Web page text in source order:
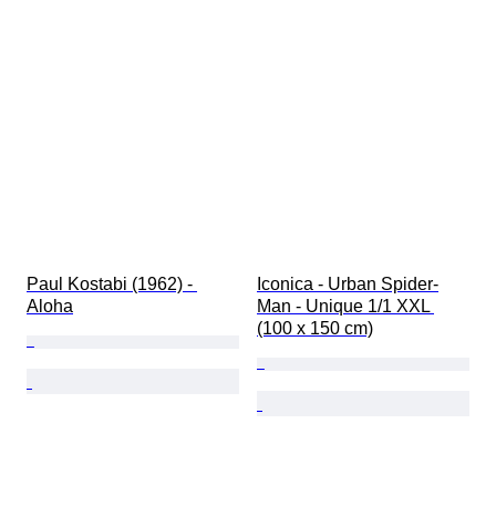
Paul Kostabi (1962) -
Aloha
Iconica - Urban Spider-
Man - Unique 1/1 XXL
(100 x 150 cm)